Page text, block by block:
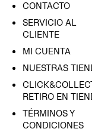
CONTACTO
SERVICIO AL
CLIENTE
MI CUENTA
NUESTRAS
RETIRO EN
TÉRMINOS Y
CONDICIONES